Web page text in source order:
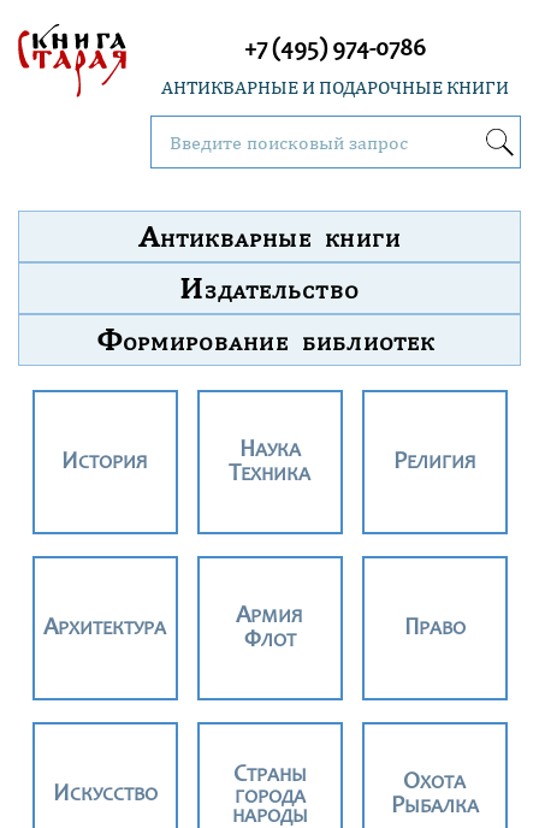
АНТИКВАРНЫЕ И ПОДАРОЧНЫЕ КНИГИ
+7 (495) 974-0786
АНТИКВАРНЫЕ КНИГИ
ИЗДАТЕЛЬСТВО
ФОРМИРОВАНИЕ БИБЛИОТЕК
ИСТОРИЯ
НАУКА
ТЕХНИКА
РЕЛИГИЯ
АРХИТЕКТУРА
АРМИЯ
ФЛОТ
ПРАВО
ИСКУССТВО
СТРАНЫ
ГОРОДА
НАРОДЫ
ОХОТА
РЫБАЛКА